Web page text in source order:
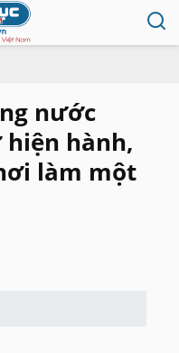
nước
hành,
làm một